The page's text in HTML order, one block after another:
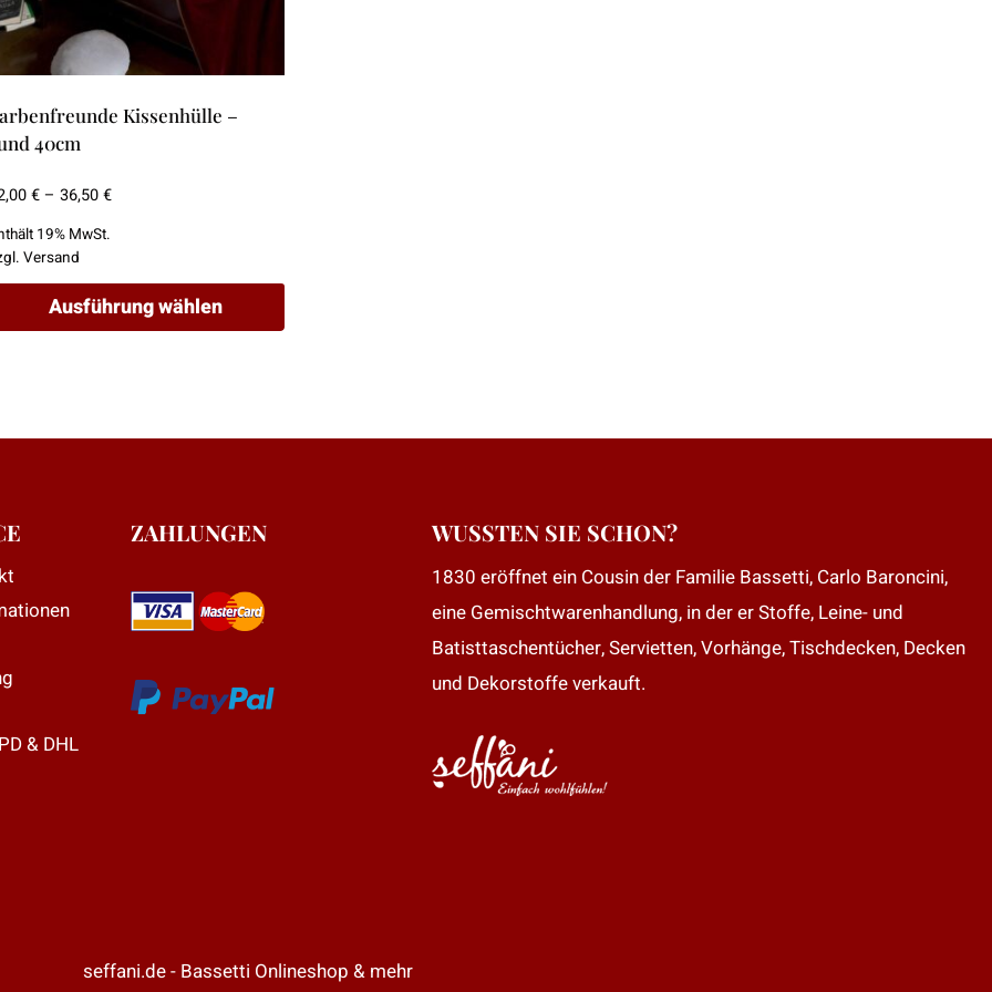
Kissenhülle –
40cm
€ – 36,50€Preisspanne:
19% MwSt.
Versand
Ausführung wählen
& DHL
ZAHLUNGEN WUSSTEN SIE SCHON?
1830 eröffnet ein Cousin der Familie Bassetti, Carlo Baroncini,
eine Gemischtwarenhandlung, in der er Stoffe, Leine- und
Batisttaschentücher, Servietten, Vorhänge, Tischdecken, Decken
und Dekorstoffe verkauft.
seffani.de - Bassetti Onlineshop & mehr